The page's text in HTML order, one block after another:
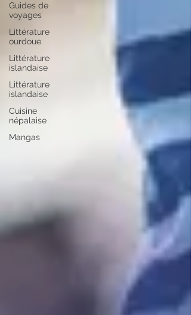
Guides de
voyages
Littérature
ourdoue
Littérature
islandaise
Littérature
islandaise
Cuisine
népalaise
Mangas